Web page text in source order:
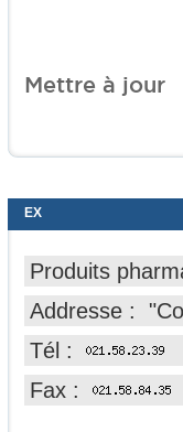
Mettre à jour
EX
Produits
Addresse :
Tél :
Fax :